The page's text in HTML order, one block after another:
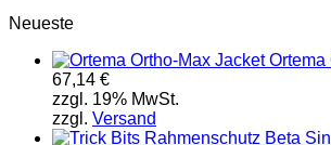
Neueste
Ortema
67,14 €
zzgl. 19% MwSt.
zzgl. Versand